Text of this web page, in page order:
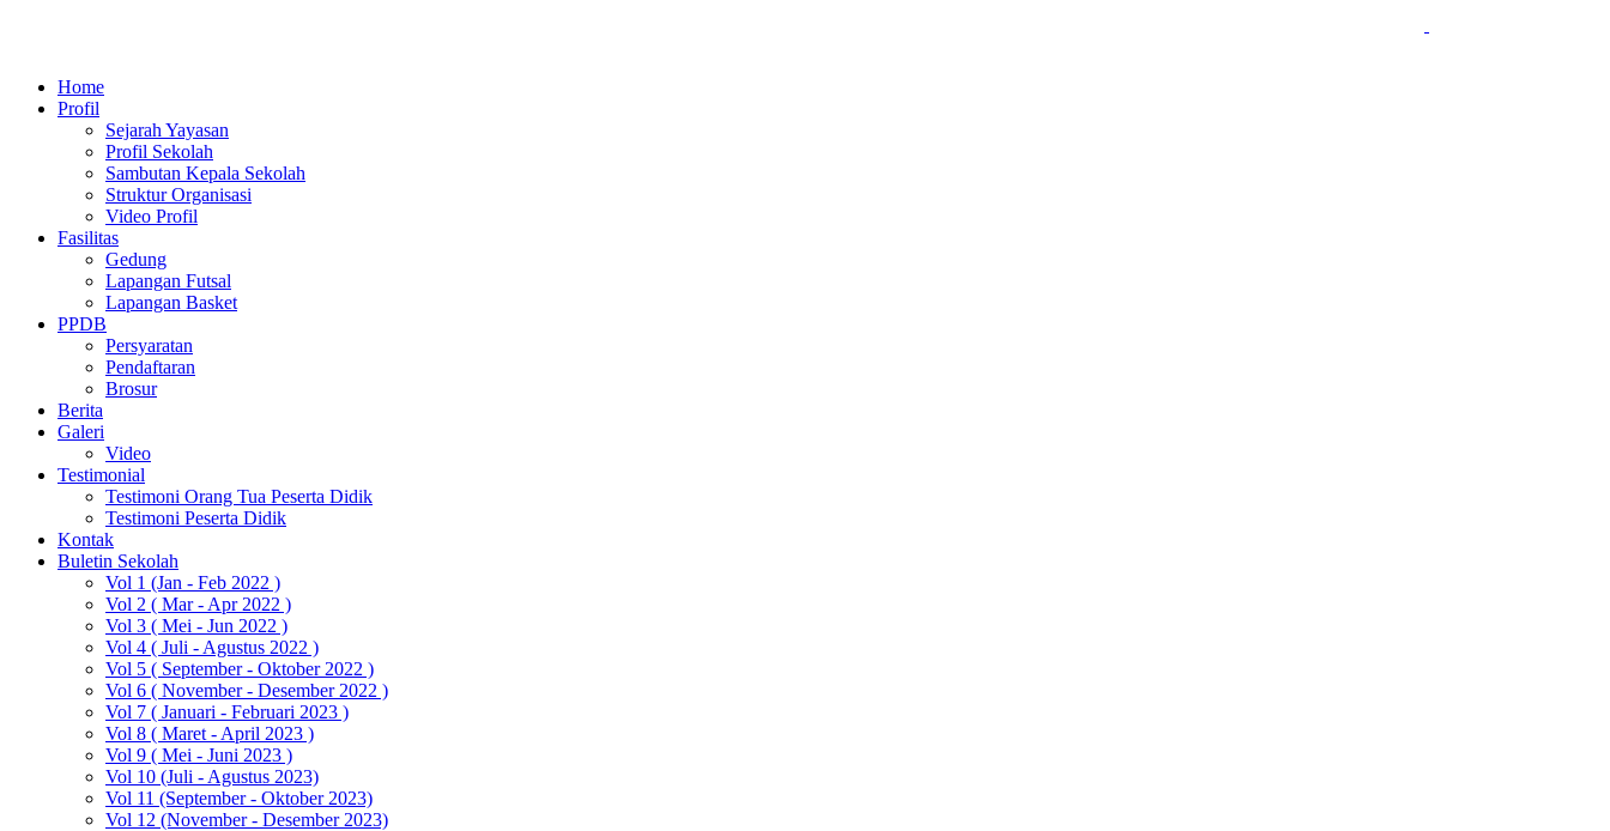
Home
Profil
Sejarah Yayasan
Profil Sekolah
Sambutan Kepala Sekolah
Struktur Organisasi
Video Profil
Fasilitas
Gedung
Lapangan Futsal
Lapangan Basket
PPDB
Persyaratan
Pendaftaran
Brosur
Berita
Galeri
Video
Testimonial
Testimoni Orang Tua Peserta Didik
Testimoni Peserta Didik
Kontak
Buletin Sekolah
Vol 1 (Jan - Feb 2022 )
Vol 2 ( Mar - Apr 2022 )
Vol 3 ( Mei - Jun 2022 )
Vol 4 ( Juli - Agustus 2022 )
Vol 5 ( September - Oktober 2022 )
Vol 6 ( November - Desember 2022 )
Vol 7 ( Januari - Februari 2023 )
Vol 8 ( Maret - April 2023 )
Vol 9 ( Mei - Juni 2023 )
Vol 10 (Juli - Agustus 2023)
Vol 11 (September - Oktober 2023)
Vol 12 (November - Desember 2023)